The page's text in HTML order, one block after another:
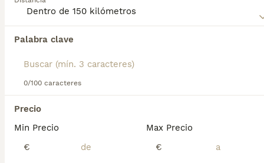
Palabra clave
0/100 caracteres
Precio
Min Precio
€
Max Precio
€
obtener información sobre esta raza de perro.
Encontramos 0 Cão da Serra da Estrela
Si deseas exactamente esta búsqueda guarda tu
búsqueda y espera el resultado perfecto:
Preguntas frecuentes